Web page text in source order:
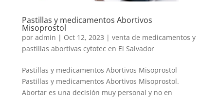
Pastillas y medicamentos Abortivos
Misoprostol
por admin | Oct 12, 2023 | venta de medicamentos y
pastillas abortivas cytotec en El Salvador
Pastillas y medicamentos Abortivos Misoprostol
Pastillas y medicamentos Abortivos Misoprostol.
Abortar es una decisión muy personal y no en